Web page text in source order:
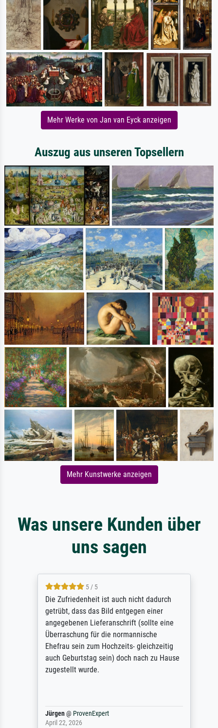
Mehr Werke von Jan van Eyck anzeigen
Auszug aus unseren Topsellern
Mehr Kunstwerke anzeigen
Was unsere Kunden über
uns sagen
5 / 5
Die Zufriedenheit ist auch nicht dadurch
getrübt, dass das Bild entgegen einer
angegebenen Lieferanschrift (sollte eine
Überraschung für die normannische
Ehefrau sein zum Hochzeits- gleichzeitig
auch Geburtstag sein) doch nach zu Hause
zugestellt wurde.
Jürgen@ProvenExpert
April 22, 2026